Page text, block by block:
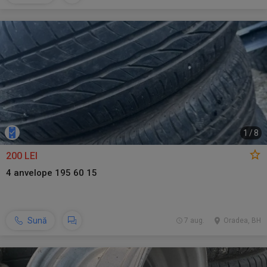
1 / 8
200 LEI
4 anvelope 195 60 15
Sună Oradea, BH
7 aug.